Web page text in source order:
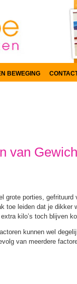
BEWEGING
van
grote porties, gefrituurd
toe leiden dat je dikker
kilo’s toch blijven
kunnen wel
van meerdere